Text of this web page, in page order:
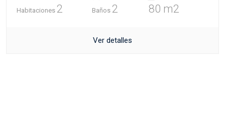
Habitaciones 2 Baños 2 80 m2
Ver detalles